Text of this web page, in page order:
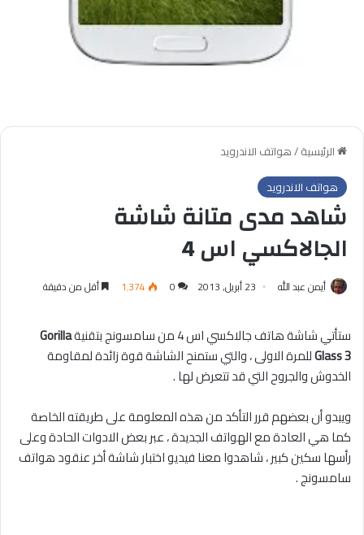
الرئيسية/هواتف الاندرويد
هواتف الاندرويد
شاهد مدى متانة شاشة
الجالاكسي اس 4
أيمن عبد الله 23 أبريل, 2013 0 1٬374 أقل من دقيقة
ستأتي شاشة هاتف جالاكسي اس 4 من سامسونج بتقنية
Gorilla
Glass 3للمرة الاولى ، والتي ستمنح الشاشة قوة زائدة لمقاومة
الخدوش والجروح التي قد تتعرض لها .
ويبدو أن بعضهم قرر التأكد من هذه المعلومة على طريقته الخاصة
كما هي العادة مع الهواتف الجديدة ، عبر بعض الادوات الحادة وعلى
رأسها سكين كبير ، شاهدوا معنا فيديو اختبار شاشة أخر عنقود هواتف
سامسونج .